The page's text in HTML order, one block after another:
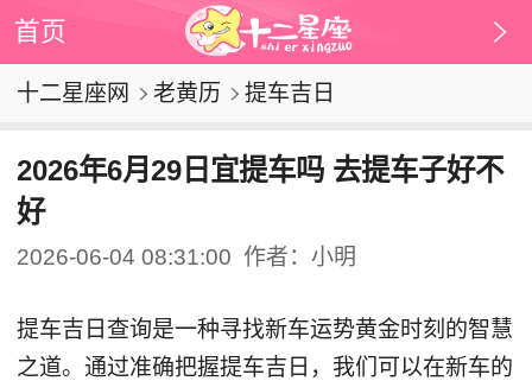
首页
十二星座网 老黄历 提车吉日
2026年6月29日宜提车吗 去提车子好不
好
2026-06-04 08:31:00 作者：小明
提车吉日查询是一种寻找新车运势黄金时刻的智慧
之道。通过准确把握提车吉日，我们可以在新车的